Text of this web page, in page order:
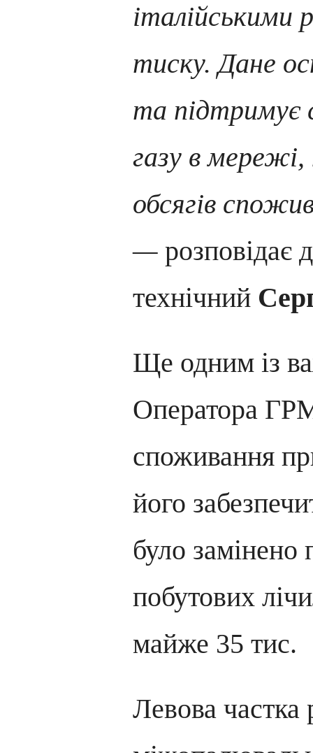
італійськими
тиску. Дане
та підтримує
газу в
обсягів
— розповідає
технічний
Ще одним із
Оператора
споживання
його
було замінено
побутових
майже 35 тис.
Левова частка